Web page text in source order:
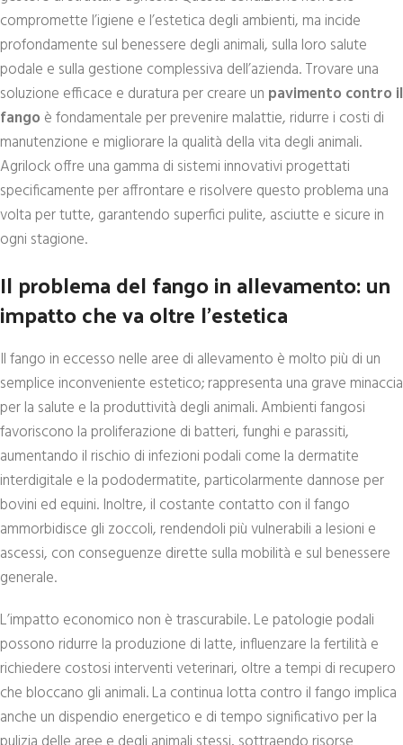
compromette l’igiene e l’estetica degli ambienti, ma incide
profondamente sul benessere degli animali, sulla loro salute
podale e sulla gestione complessiva dell’azienda. Trovare una
soluzione efficace e duratura per creare un pavimento contro il
fango è fondamentale per prevenire malattie, ridurre i costi di
manutenzione e migliorare la qualità della vita degli animali.
Agrilock offre una gamma di sistemi innovativi progettati
specificamente per affrontare e risolvere questo problema una
volta per tutte, garantendo superfici pulite, asciutte e sicure in
ogni stagione.
Il problema del fango in allevamento: un
impatto che va oltre l’estetica
Il fango in eccesso nelle aree di allevamento è molto più di un
semplice inconveniente estetico; rappresenta una grave minaccia
per la salute e la produttività degli animali. Ambienti fangosi
favoriscono la proliferazione di batteri, funghi e parassiti,
aumentando il rischio di infezioni podali come la dermatite
interdigitale e la pododermatite, particolarmente dannose per
bovini ed equini. Inoltre, il costante contatto con il fango
ammorbidisce gli zoccoli, rendendoli più vulnerabili a lesioni e
ascessi, con conseguenze dirette sulla mobilità e sul benessere
generale.
L’impatto economico non è trascurabile. Le patologie podali
possono ridurre la produzione di latte, influenzare la fertilità e
richiedere costosi interventi veterinari, oltre a tempi di recupero
che bloccano gli animali. La continua lotta contro il fango implica
anche un dispendio energetico e di tempo significativo per la